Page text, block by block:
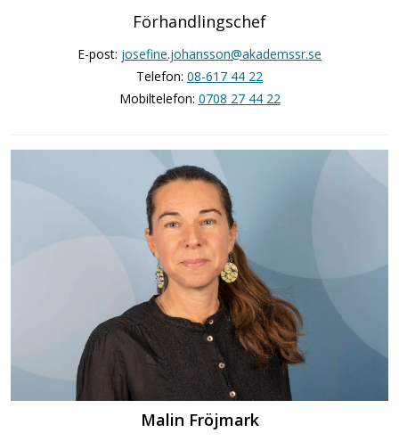
Förhandlingschef
E-post: josefine.johansson@akademssr.se
Telefon: 08-617 44 22
Mobiltelefon: 0708 27 44 22
Malin Fröjmark